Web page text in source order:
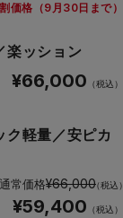
価格（9月30日まで）
楽ッション
¥66,000 （税込）
ク軽量／安ピカ
通常価格¥66,000（税込
¥59,400 （税込）